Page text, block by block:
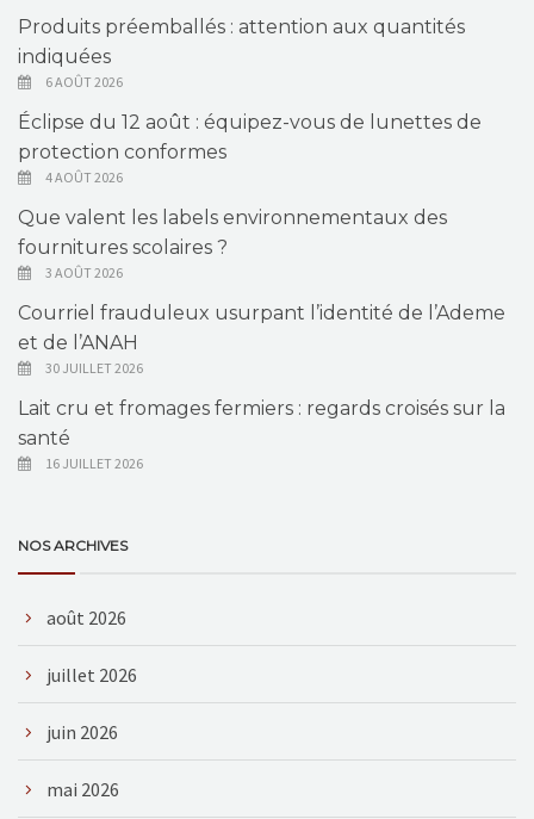
Produits préemballés : attention aux quantités
indiquées
6 AOÛT 2026
Éclipse du 12 août : équipez-vous de lunettes de
protection conformes
4 AOÛT 2026
Que valent les labels environnementaux des
fournitures scolaires ?
3 AOÛT 2026
Courriel frauduleux usurpant l’identité de l’Ademe
et de l’ANAH
30 JUILLET 2026
Lait cru et fromages fermiers : regards croisés sur la
santé
16 JUILLET 2026
NOS ARCHIVES
août 2026
juillet 2026
juin 2026
mai 2026